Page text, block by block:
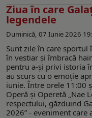
Ziua în care
legendele
Duminică, 07 Iunie 2026
Sunt zile în care
în vestiar și îmbracă
pentru a-și privi istoria
au scurs cu o emoție
iunie. Între orele 11:00
Operă și Operetă „Nae
respectului, găzduind
2026” - eveniment care